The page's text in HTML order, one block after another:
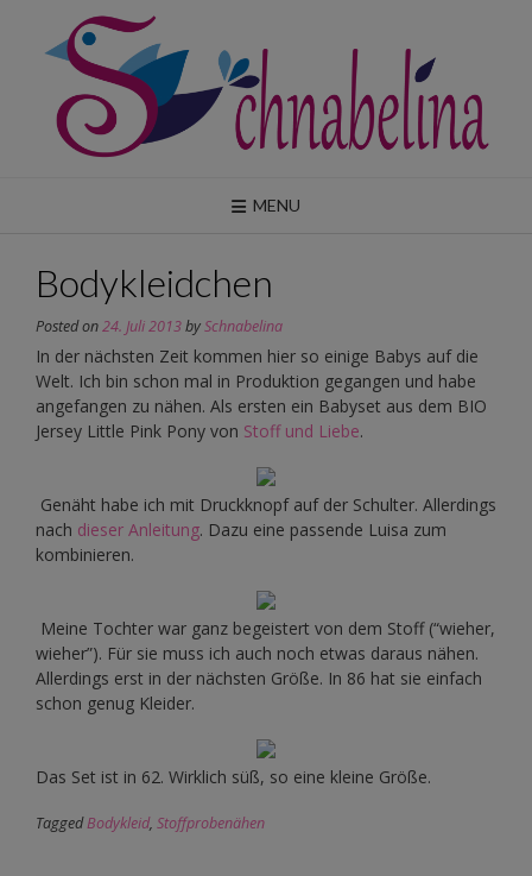
content
MENU
Bodykleidchen
Posted on24. Juli 2013bySchnabelina
In der nächsten Zeit kommen hier so einige Babys auf die
Welt. Ich bin schon mal in Produktion gegangen und habe
angefangen zu nähen. Als ersten ein Babyset aus dem BIO
Jersey Little Pink Pony von Stoff und Liebe.
Genäht habe ich mit Druckknopf auf der Schulter. Allerdings
nach dieser Anleitung. Dazu eine passende Luisa zum
kombinieren.
Meine Tochter war ganz begeistert von dem Stoff (“wieher,
wieher”). Für sie muss ich auch noch etwas daraus nähen.
Allerdings erst in der nächsten Größe. In 86 hat sie einfach
schon genug Kleider.
Das Set ist in 62. Wirklich süß, so eine kleine Größe.
TaggedBodykleid, Stoffprobenähen